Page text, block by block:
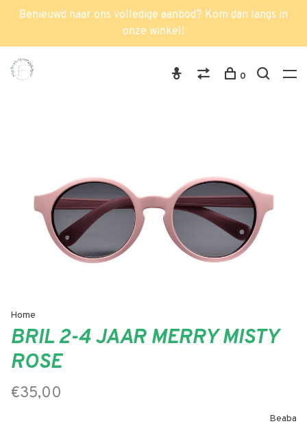
Benieuwd naar ons volledige aanbod? Kom dan langs in
onze winkel!
0
Home
BRIL 2-4 JAAR MERRY MISTY
ROSE
€35,00
Beaba